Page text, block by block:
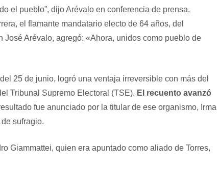
el pueblo”, dijo Arévalo en conferencia de prensa.
el flamante mandatario electo de 64 años, del
Arévalo, agregó: «Ahora, unidos como pueblo de
25 de junio, logró una ventaja irreversible con más del
Tribunal Supremo Electoral (TSE). El recuento avanzó
fue anunciado por la titular de ese organismo, Irma
sufragio.
Giammattei, quien era apuntado como aliado de Torres,